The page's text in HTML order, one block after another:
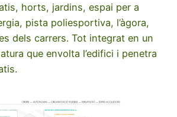
horts, jardins, espai per a
pista poliesportiva, l’àgora,
dels carrers. Tot integrat en un
que envolta l’edifici i penetra